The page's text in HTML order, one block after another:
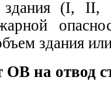
здания (I,
здания
ОВ на отвод